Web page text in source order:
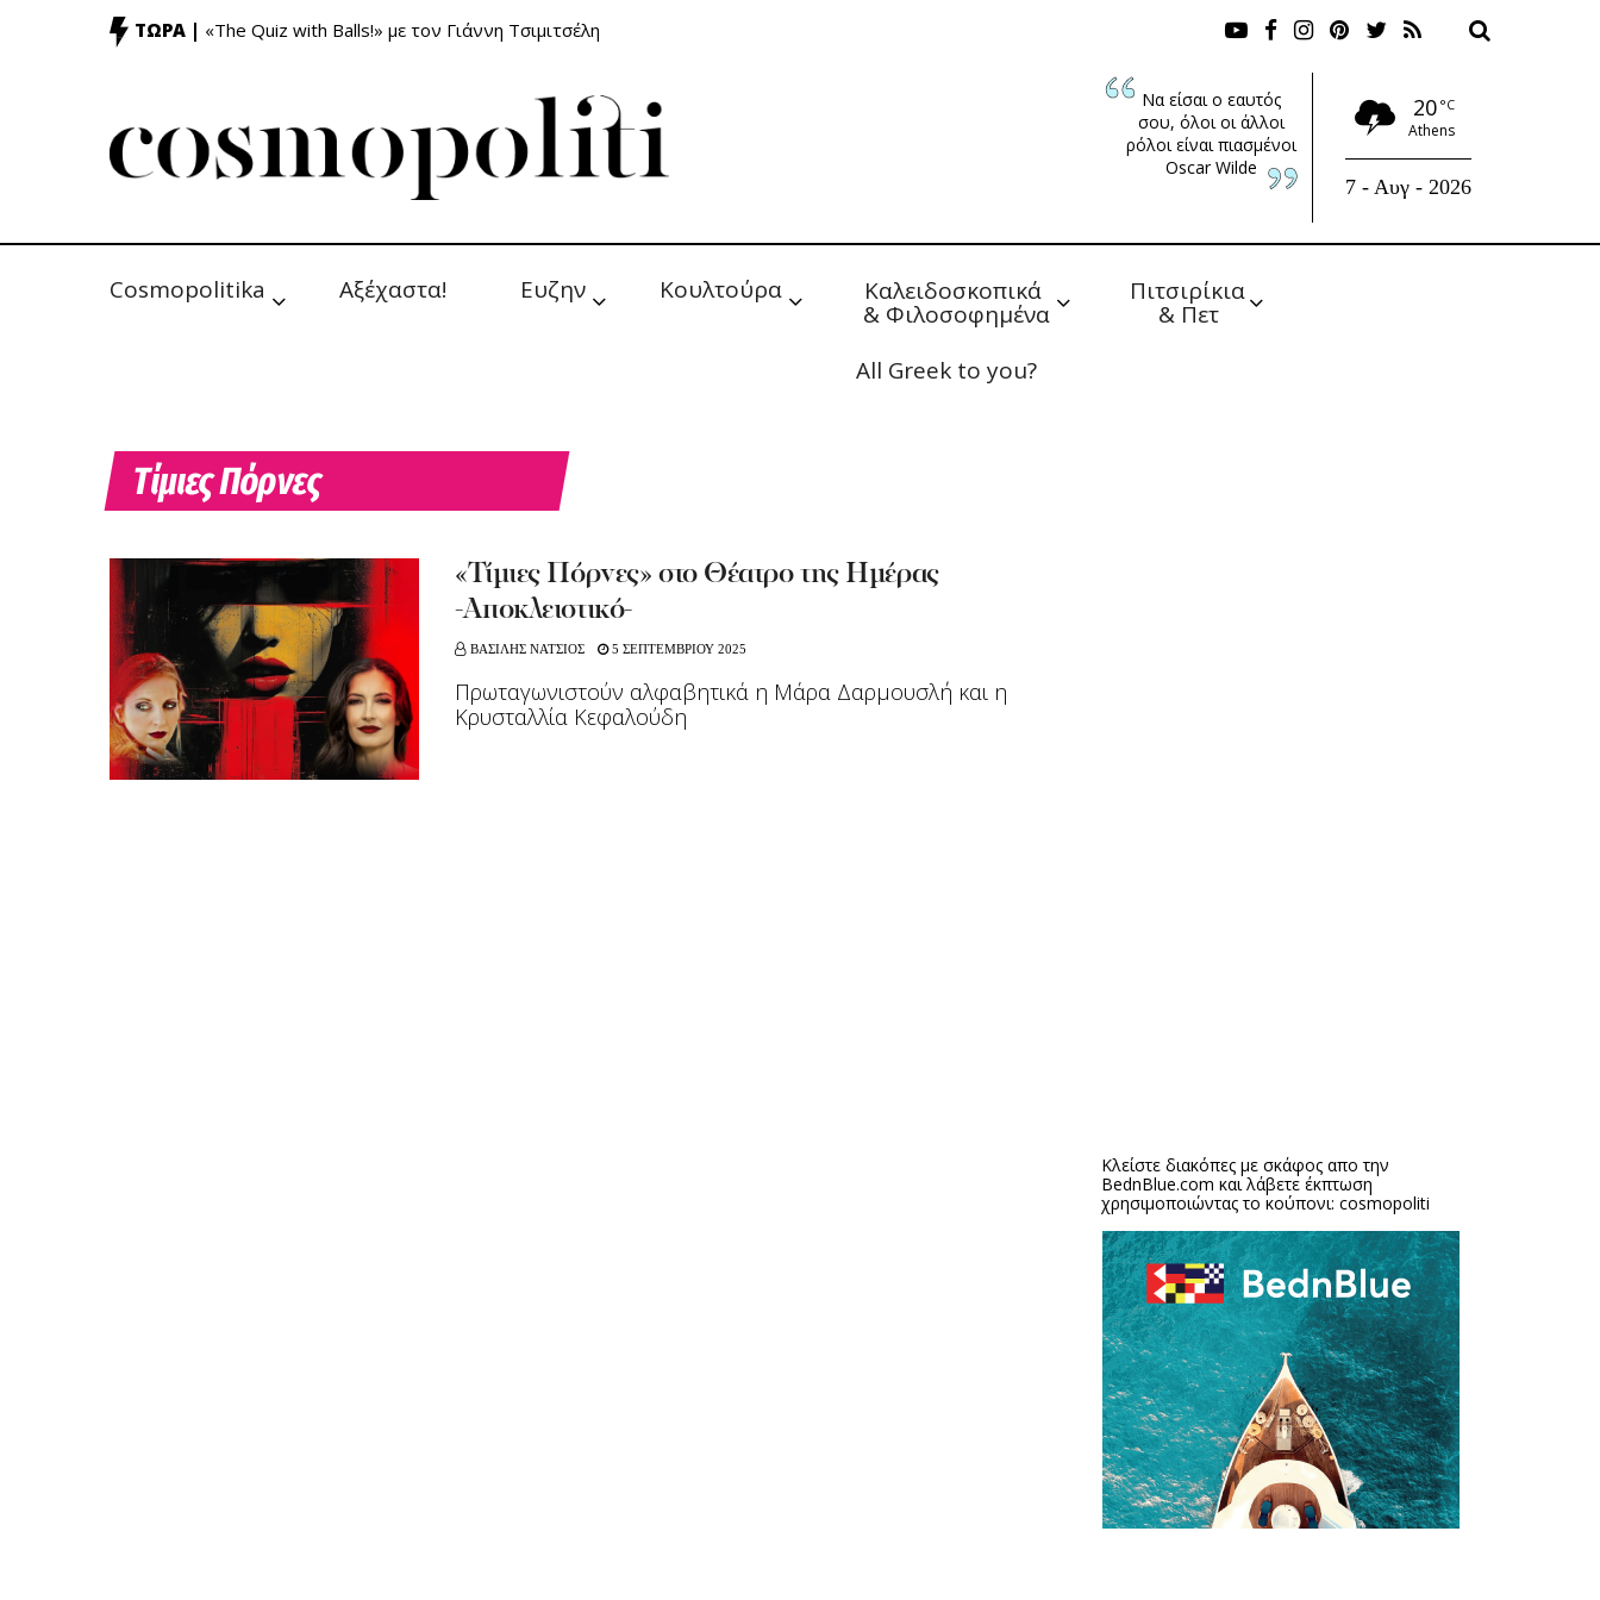
ΤΩΡΑ | «The Quiz with Balls!» με τον Γιάννη Τσιμιτσέλη
Να είσαι ο εαυτός
σου, όλοι οι άλλοι
ρόλοι είναι πιασμένοι
Oscar Wilde
20 °C
Athens
7 - Αυγ - 2026
Cosmopolitika Αξέχαστα! Ευζην Κουλτούρα Καλειδοσκοπικά
& Φιλοσοφημένα
Πιτσιρίκια
& Πετ
All Greek to you?
Τίμιες Πόρνες
«Τίμιες Πόρνες» στο Θέατρο της Ημέρας
-Αποκλειστικό-
ΒΑΣΙΛΗΣ ΝΑΤΣΙΟΣ 5 ΣΕΠΤΕΜΒΡΙΟΥ 2025
Πρωταγωνιστούν αλφαβητικά η Μάρα Δαρμουσλή και η
Κρυσταλλία Κεφαλούδη
Κλείστε διακόπες με σκάφος απο την
BednBlue.com και λάβετε έκπτωση
χρησιμοποιώντας το κούπονι: cosmopoliti